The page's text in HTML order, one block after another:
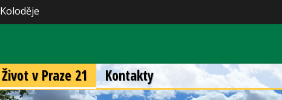
Koloděje
Život v Praze 21 Kontakty